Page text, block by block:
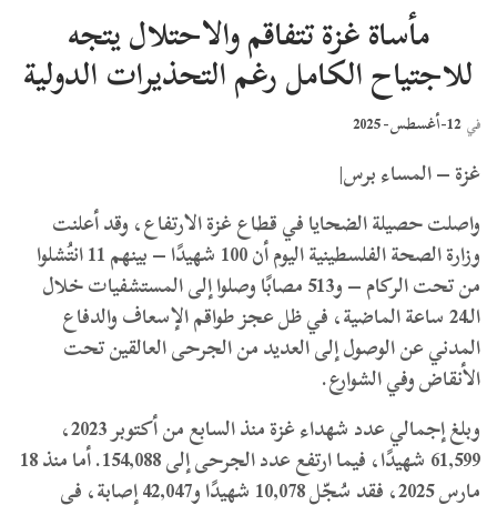
مأساة غزة تتفاقم والاحتلال يتجه
للاجتياح الكامل رغم التحذيرات الدولية
في 12-أغسطس- 2025
غزة – المساء برس|
واصلت حصيلة الضحايا في قطاع غزة الارتفاع، وقد أعلنت
وزارة الصحة الفلسطينية اليوم أن 100 شهيدًا – بينهم 11 انتُشلوا
من تحت الركام – و513 مصابًا وصلوا إلى المستشفيات خلال
الـ24 ساعة الماضية، في ظل عجز طواقم الإسعاف والدفاع
المدني عن الوصول إلى العديد من الجرحى العالقين تحت
الأنقاض وفي الشوارع.
وبلغ إجمالي عدد شهداء غزة منذ السابع من أكتوبر 2023،
61,599 شهيدًا، فيما ارتفع عدد الجرحى إلى 154,088. أما منذ 18
مارس 2025، فقد سُجّل 10,078 شهيدًا و42,047 إصابة، في